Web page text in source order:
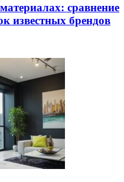
сравнение
известных брендов